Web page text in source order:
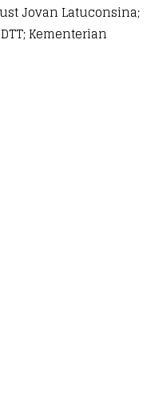
Jovan Latuconsina;
Kementerian